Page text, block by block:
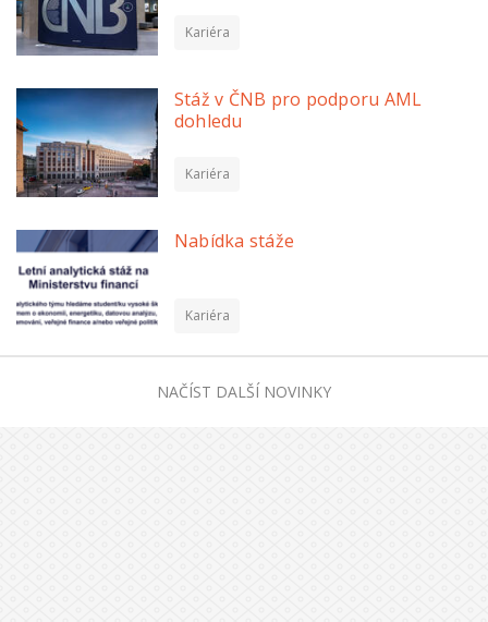
Kariéra
Stáž v ČNB pro podporu AML
dohledu
Kariéra
Nabídka stáže
Kariéra
NAČÍST DALŠÍ NOVINKY